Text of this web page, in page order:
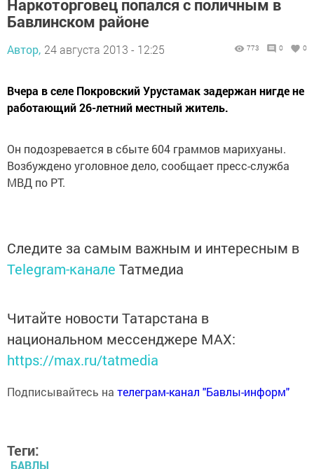
Наркоторговец попался с поличным в
Бавлинском районе
Автор, 24 августа 2013 - 12:25 773 0 0
Вчера в селе Покровский Урустамак задержан нигде не
работающий 26-летний местный житель.
Он подозревается в сбыте 604 граммов марихуаны.
Возбуждено уголовное дело, сообщает пресс-служба
МВД по РТ.
Следите за самым важным и интересным в
Telegram-канале Татмедиа
Читайте новости Татарстана в
национальном мессенджере MАХ:
https://max.ru/tatmedia
Подписывайтесь на телеграм-канал "Бавлы-информ"
Теги:
БАВЛЫ